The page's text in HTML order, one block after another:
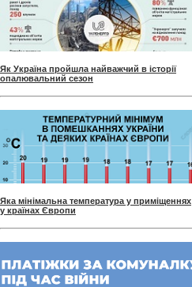
Як Україна пройшла найважчий в історії
опалювальний сезон
Яка мінімальна температура у приміщеннях
у країнах Європи